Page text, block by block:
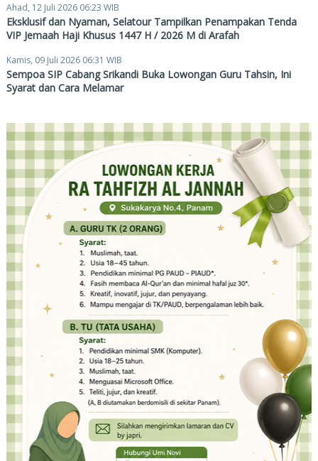
Ahad, 12 Juli 2026 06:23 WIB
Eksklusif dan Nyaman, Selatour Tampilkan Penampakan Tenda
VIP Jemaah Haji Khusus 1447 H / 2026 M di Arafah
Kamis, 09 Juli 2026 06:31 WIB
Sempoa SIP Cabang Srikandi Buka Lowongan Guru Tahsin, Ini
Syarat dan Cara Melamar